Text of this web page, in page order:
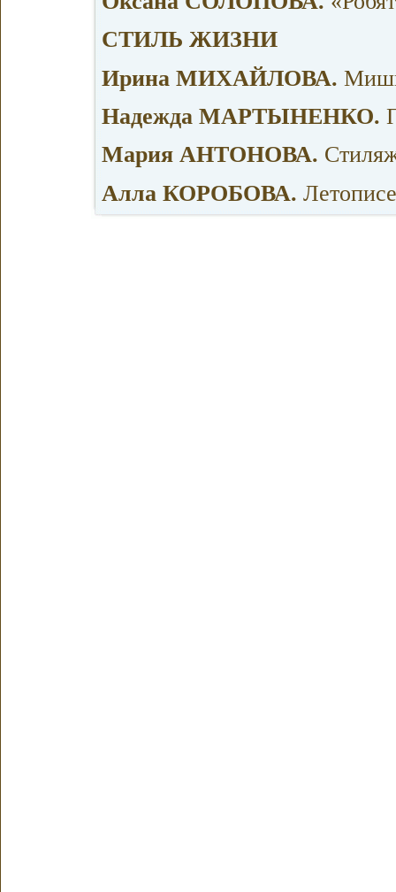
СТИЛЬ ЖИЗНИ
Ирина МИХАЙЛОВА.
Надежда МАРТЫНЕНКО.
Мария АНТОНОВА.
Алла КОРОБОВА.